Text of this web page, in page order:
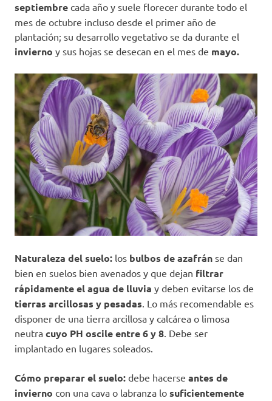
septiembre cada año y suele florecer durante todo el
mes de octubre incluso desde el primer año de
plantación; su desarrollo vegetativo se da durante el
invierno y sus hojas se desecan en el mes de mayo.
Naturaleza del suelo: los bulbos de azafrán se dan
bien en suelos bien avenados y que dejan filtrar
rápidamente el agua de lluvia y deben evitarse los de
tierras arcillosas y pesadas. Lo más recomendable es
disponer de una tierra arcillosa y calcárea o limosa
neutra cuyo PH oscile entre 6 y 8. Debe ser
implantado en lugares soleados.
Cómo preparar el suelo: debe hacerse antes de
invierno con una cava o labranza lo suficientemente